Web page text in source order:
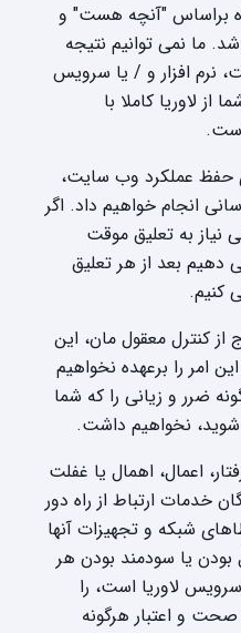
شده براساس "آنچه هست" و
ما نمی توانیم نتیجه
نرم افزار و / یا سرویس
لاوریا کاملا با
حفظ عملکرد وب سایت،
انجام خواهیم داد. اگر
نیاز به تعلیق موقت
دهیم بعد از هر تعلیق
کنیم.
از کنترل معقول مان، این
امر را برعهده نخواهیم
ضرر و زیانی را که شما
نخواهیم داشت.
اعمال، اهمال یا غفلت
خدمات ارتباط از راه دور
شبکه و تجهیزات آنها
یا سودمند بودن هر
لاوریا است، را
و اعتبار هرگونه